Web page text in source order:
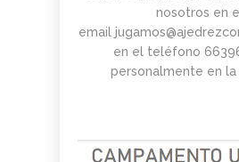
nosotros en
email
en el teléfono
personalmente en la